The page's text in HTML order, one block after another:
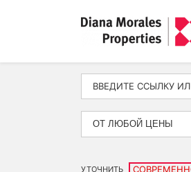
ОТ ЛЮБОЙ ЦЕНЫ
УТОЧНИТЬ